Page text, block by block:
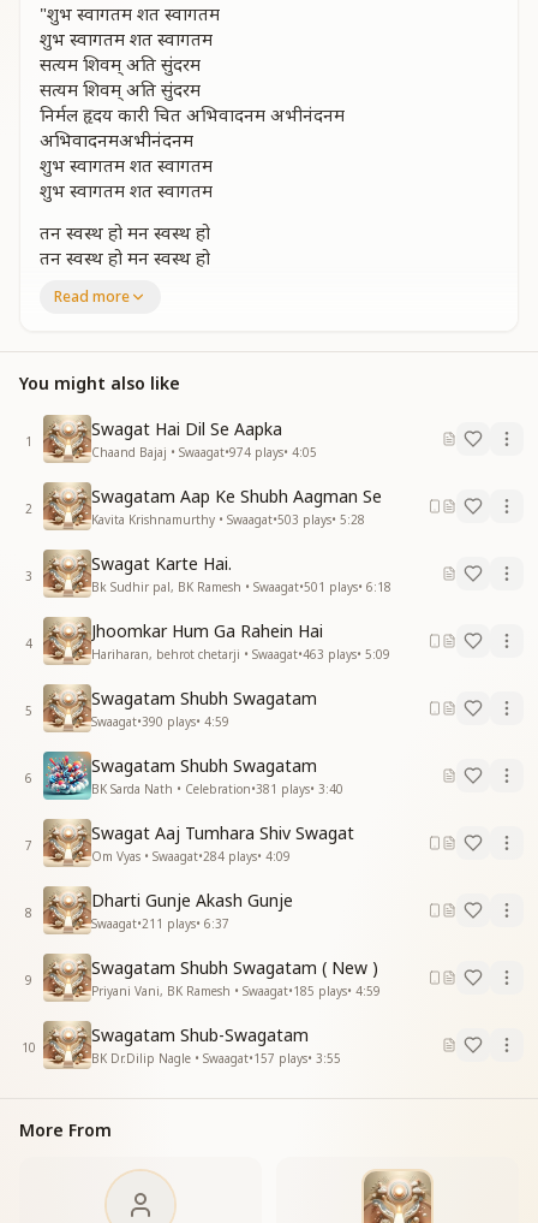
"शुभ स्वागतम शत स्वागतम
शुभ स्वागतम शत स्वागतम
सत्यम शिवम् अति सुंदरम
सत्यम शिवम् अति सुंदरम
निर्मल हृदय कारी चित अभिवादनम अभीनंदनम
अभिवादनमअभीनंदनम
शुभ स्वागतम शत स्वागतम
शुभ स्वागतम शत स्वागतम
तन स्वस्थ हो मन स्वस्थ हो
तन स्वस्थ हो मन स्वस्थ हो
ये पुण्य का परमार्थ का प्रभु प्रेम का ये द्वार है
वरदान विजयी भव का हैं
तव श्री चरण में अर्पणम्
तव श्री चरण में अर्पणम्
शुभ स्वागतम शत स्वागतम
शुभ स्वागतम शत स्वागतम
मन हो सुमन जीवन हो मधुबन
मन हो सुमन जीवन हो मधुबन
मन ही तो आधार हैं
मन के परिवर्तन मे ही सुख शांती का संसार हैं
मन के परिवर्तन मे ही सुख शांती का संसार हैं
अपनो का अपनो लिए सेवा है ये परमो धरम
सेवा है ये परमो धरम
शुभ स्वागतम शत स्वागतम
शुभ स्वागतम शत स्वागतम
सत्यम शिवम् अति सुंदरम
सत्यम शिवम् अति सुंदरम
निर्मल हृदय कारी चित अभिवादनम अभीनंदनम अभिवादनम
अभीनंदनम
शुभ स्वागतम शत स्वागतम
शुभ स्वागतम शत स्वागतम"
Read more
You might also like
1
Swagat Hai Dil Se Aapka
Chaand Bajaj • Swaagat•974 plays• 4:05
2
Swagatam Aap Ke Shubh Aagman Se
Kavita Krishnamurthy • Swaagat•503 plays• 5:28
3
Swagat Karte Hai.
Bk Sudhir pal, BK Ramesh • Swaagat•501 plays• 6:18
4
Jhoomkar Hum Ga Rahein Hai
Hariharan, behrot chetarji • Swaagat•463 plays• 5:09
5
Swagatam Shubh Swagatam
Swaagat•390 plays• 4:59
6
Swagatam Shubh Swagatam
BK Sarda Nath • Celebration•381 plays• 3:40
7
Swagat Aaj Tumhara Shiv Swagat
Om Vyas • Swaagat•284 plays• 4:09
8
Dharti Gunje Akash Gunje
Swaagat•211 plays• 6:37
9
Swagatam Shubh Swagatam ( New )
Priyani Vani, BK Ramesh • Swaagat•185 plays• 4:59
10
Swagatam Shub-Swagatam
BK Dr.Dilip Nagle • Swaagat•157 plays• 3:55
More From